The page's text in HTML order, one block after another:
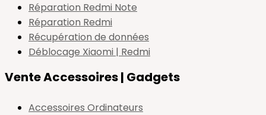
Réparation Redmi Note
Réparation Redmi
Récupération de données
Déblocage Xiaomi | Redmi
Vente Accessoires | Gadgets
Accessoires Ordinateurs